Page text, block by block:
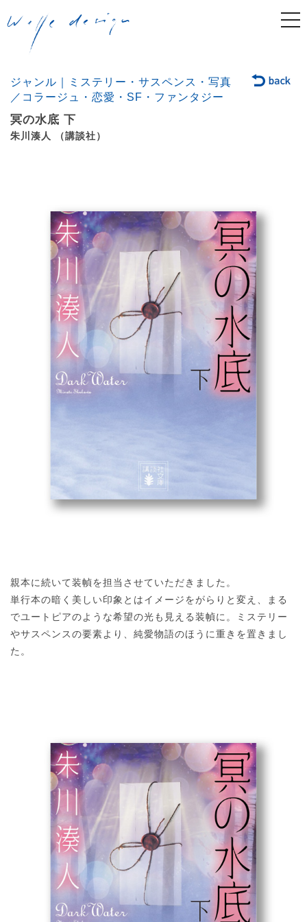
ジャンル｜ミステリー・サスペンス・写真
／コラージュ・恋愛・SF・ファンタジー
冥の水底 下
朱川湊人 （講談社）
親本に続いて装幀を担当させていただきました。
単行本の暗く美しい印象とはイメージをがらりと変え、まる
でユートピアのような希望の光も見える装幀に。ミステリー
やサスペンスの要素より、純愛物語のほうに重きを置きまし
た。